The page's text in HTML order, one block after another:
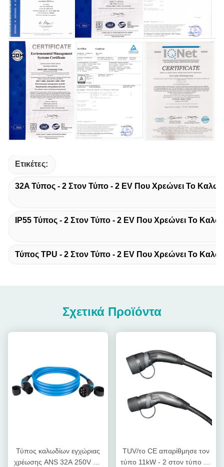
Ετικέτες:
32A Τύπος - 2 Στον Τύπο - 2 EV Που Χρεώνει Το
IP55 Τύπος - 2 Στον Τύπο - 2 EV Που Χρεώνει Το
Τύπος TPU - 2 Στον Τύπο - 2 EV Που Χρεώνει Το
Σχετικά Προϊόντα
Τύπος καλωδίων εγχώριας
χρέωσης ANS 32A 250V EV
TUV/το CE απαρίθμησε τον
τύπο 11kW - 2 στον τύπο - 2